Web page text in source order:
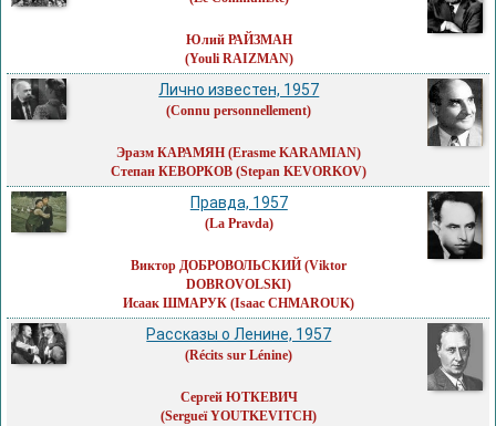
Юлий РАЙЗМАН
(Youli RAIZMAN)
Лично известен, 1957
(Connu personnellement)
Эразм КАРАМЯН (Erasme KARAMIAN)
Степан КЕВОРКОВ (Stepan KEVORKOV)
Правда, 1957
(La Pravda)
Виктор ДОБРОВОЛЬСКИЙ (Viktor
DOBROVOLSKI)
Исаак ШМАРУК (Isaac CHMAROUK)
Рассказы о Ленине, 1957
(Récits sur Lénine)
Сергей ЮТКЕВИЧ
(Sergueï YOUTKEVITCH)